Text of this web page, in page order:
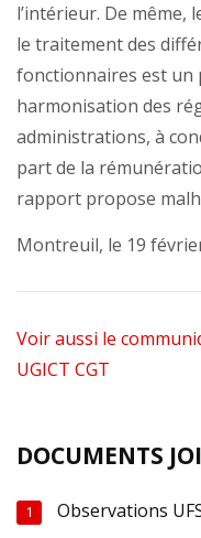
l’intérieur. De même,
le traitement des
fonctionnaires est un
harmonisation des
administrations, à
part de la
rapport propose
Montreuil, le 19
Voir aussi le
UGICT CGT
DOCUMENTS
1 Observations